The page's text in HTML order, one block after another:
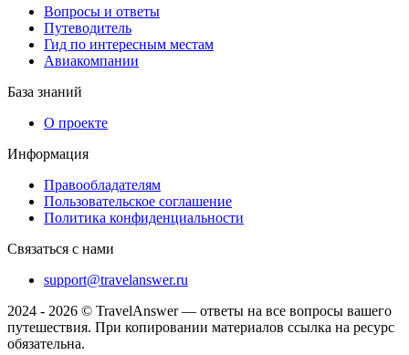
Вопросы и ответы
Путеводитель
Гид по интересным местам
Авиакомпании
База знаний
О проекте
Информация
Правообладателям
Пользовательское соглашение
Политика конфиденциальности
Связаться с нами
support@travelanswer.ru
2024 - 2026 © TravelAnswer — ответы на все вопросы вашего
путешествия. При копировании материалов ссылка на ресурс
обязательна.